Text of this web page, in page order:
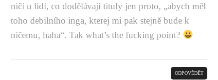
ničí u lidí, co dodělávají tituly jen proto, „abych měl
toho debilního inga, kterej mi pak stejně bude k
ničemu, haha“. Tak what’s the fucking point?
ODPOVĚDĚT